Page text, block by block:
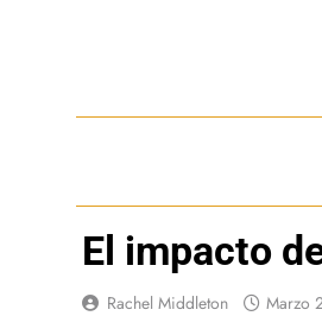
El impacto
Rachel Middleton Marzo